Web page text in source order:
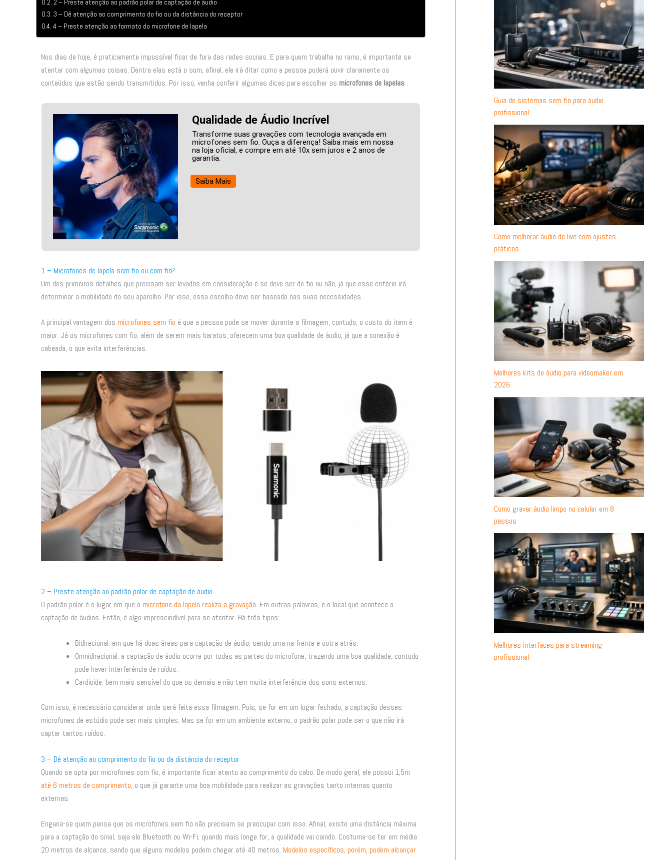
2 – Preste atenção ao padrão polar de captação de áudio
3 – Dê atenção ao comprimento do fio ou da distância do receptor
4 – Preste atenção ao formato do microfone de lapela
Nos dias de hoje, é praticamente impossível ficar de fora das redes sociais. E para quem trabalha no ramo, é importante se
atentar com algumas coisas. Dentre elas está o som, afinal, ele irá ditar como a pessoa poderá ouvir claramente os
conteúdos que estão sendo transmitidos. Por isso, venha conferir algumas dicas para escolher os microfones de lapelas .
Qualidade de Áudio Incrível
Transforme suas gravações com tecnologia avançada em
microfones sem fio. Ouça a diferença! Saiba mais em nossa
na loja oficial, e compre em até 10x sem juros e 2 anos de
garantia.
Saiba Mais
1 – Microfones de lapela sem fio ou com fio?
Um dos primeiros detalhes que precisam ser levados em consideração é se deve ser de fio ou não, já que esse critério irá
determinar a mobilidade do seu aparelho. Por isso, essa escolha deve ser baseada nas suas necessidades.
A principal vantagem dos microfones sem fio é que a pessoa pode se mover durante a filmagem, contudo, o custo do item é
maior. Já os microfones com fio, além de serem mais baratos, oferecem uma boa qualidade de áudio, já que a conexão é
cabeada, o que evita interferências.
2 – Preste atenção ao padrão polar de captação de áudio
O padrão polar é o lugar em que o microfone da lapela realiza a gravação. Em outras palavras, é o local que acontece a
captação de áudios. Então, é algo imprescindível para se atentar. Há três tipos:
Bidirecional: em que há duas áreas para captação de áudio, sendo uma na frente e outra atrás.
Omnidirecional: a captação de áudio ocorre por todas as partes do microfone, trazendo uma boa qualidade, contudo
pode haver interferência de ruídos.
Cardioide: bem mais sensível do que os demais e não tem muita interferência dos sons externos.
Com isso, é necessário considerar onde será feita essa filmagem. Pois, se for em um lugar fechado, a captação desses
microfones de estúdio pode ser mais simples. Mas se for em um ambiente externo, o padrão polar pode ser o que não irá
captar tantos ruídos.
3 – Dê atenção ao comprimento do fio ou da distância do receptor
Quando se opta por microfones com fio, é importante ficar atento ao comprimento do cabo. De modo geral, ele possui 1,5m
até 6 metros de comprimento, o que já garante uma boa mobilidade para realizar as gravações tanto internas quanto
externas.
Engana-se quem pensa que os microfones sem fio não precisam se preocupar com isso. Afinal, existe uma distância máxima
para a captação do sinal, seja ele Bluetooth ou Wi-Fi, quando mais longe for, a qualidade vai caindo. Costuma-se ter em média
20 metros de alcance, sendo que alguns modelos podem chegar até 40 metros. Modelos específicos, porém, podem alcançar
Guia de sistemas sem fio para áudio
profissional
Como melhorar áudio de live com ajustes
práticos
Melhores kits de áudio para videomaker em
2026
Como gravar áudio limpo no celular em 8
passos
Melhores interfaces para streaming
profissional